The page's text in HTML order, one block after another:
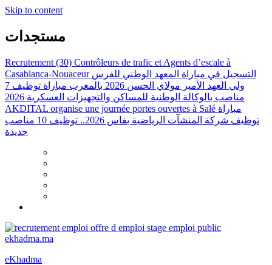
Skip to content
مستجدات
Recrutement (30) Contrôleurs de trafic et Agents d’escale à
Casablanca-Nouaceur التسجيل في مباراة المعهد الوطني للفرس
ولي العهد الأمير مولاي الحسن 2026 بالمغرب
مباراة توظيف 7
مناصب بالوكالة الوطنية للمساكن والتجهيزات العسكرية 2026
AKDITAL organise une journée portes ouvertes à Salé مباراة
توظيف شركة المنشآت الرياضية بفاس 2026.. توظيف 10 مناصب
جديدة
eKhadma